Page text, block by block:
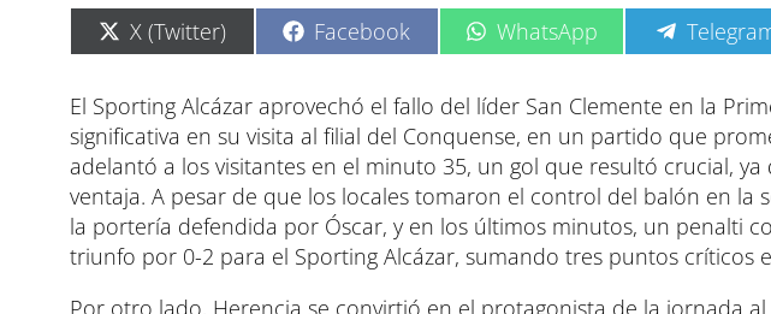
C
o
p
a
r
t
r
e
n
X (Twitter) C
o
p
a
r
t
i
r
e
n
Facebook C
o
p
a
r
t
r
e
n
WhatsApp C
o
p
a
r
t
i
r
e
n
El Sporting Alcázar aprovechó el fallo del líder San Clemente en la
significativa en su visita al filial del Conquense, en un partido que
adelantó a los visitantes en el minuto 35, un gol que resultó crucial,
ventaja. A pesar de que los locales tomaron el control del balón en la
la portería defendida por Óscar, y en los últimos minutos, un penalti
triunfo por 0-2 para el Sporting Alcázar, sumando tres puntos críticos